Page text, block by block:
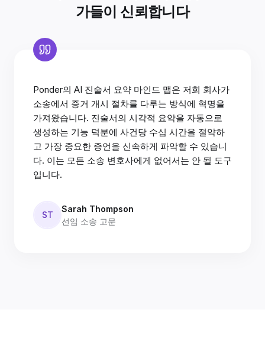
가들이 신뢰합니다
Ponder의 AI 진술서 요약 마인드 맵은 저희 회사가
소송에서 증거 개시 절차를 다루는 방식에 혁명을
가져왔습니다. 진술서의 시각적 요약을 자동으로
생성하는 기능 덕분에 사건당 수십 시간을 절약하
고 가장 중요한 증언을 신속하게 파악할 수 있습니
다. 이는 모든 소송 변호사에게 없어서는 안 될 도구
입니다.
ST
Sarah Thompson
선임 소송 고문